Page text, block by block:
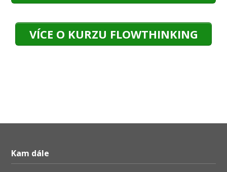
VÍCE O KURZU FLOWTHINKING
Kam dále